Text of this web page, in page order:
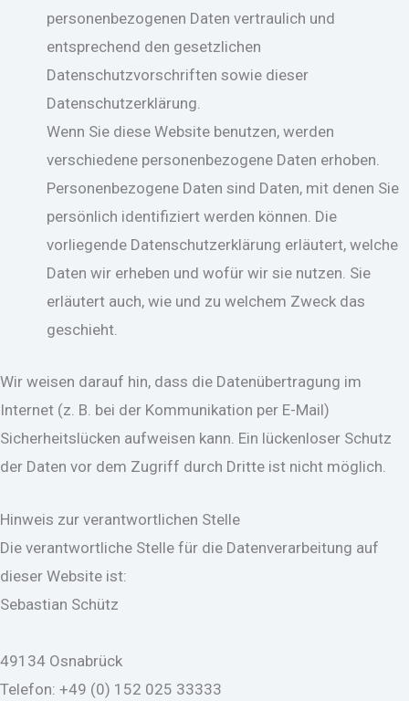
personenbezogenen Daten vertraulich und
entsprechend den gesetzlichen
Datenschutzvorschriften sowie dieser
Datenschutzerklärung.
Wenn Sie diese Website benutzen, werden
verschiedene personenbezogene Daten erhoben.
Personenbezogene Daten sind Daten, mit denen Sie
persönlich identifiziert werden können. Die
vorliegende Datenschutzerklärung erläutert, welche
Daten wir erheben und wofür wir sie nutzen. Sie
erläutert auch, wie und zu welchem Zweck das
geschieht.
Wir weisen darauf hin, dass die Datenübertragung im
Internet (z. B. bei der Kommunikation per E-Mail)
Sicherheitslücken aufweisen kann. Ein lückenloser Schutz
der Daten vor dem Zugriff durch Dritte ist nicht möglich.
Hinweis zur verantwortlichen Stelle
Die verantwortliche Stelle für die Datenverarbeitung auf
dieser Website ist:
Sebastian Schütz
49134 Osnabrück
Telefon: +49 (0) 152 025 33333